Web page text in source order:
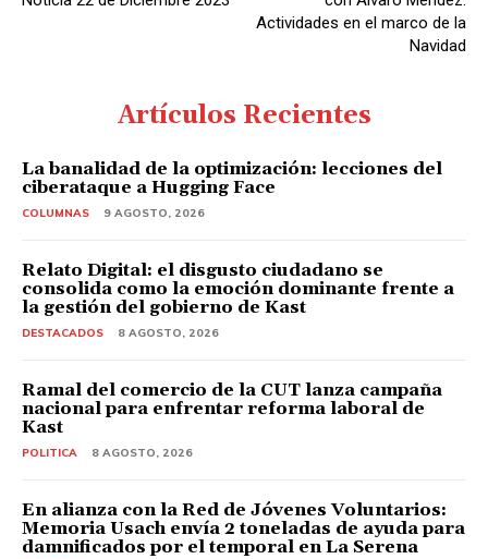
Actividades en el marco de la
Navidad
Artículos Recientes
La banalidad de la optimización: lecciones del
ciberataque a Hugging Face
COLUMNAS 9 AGOSTO, 2026
Relato Digital: el disgusto ciudadano se
consolida como la emoción dominante frente a
la gestión del gobierno de Kast
DESTACADOS 8 AGOSTO, 2026
Ramal del comercio de la CUT lanza campaña
nacional para enfrentar reforma laboral de
Kast
POLITICA 8 AGOSTO, 2026
En alianza con la Red de Jóvenes Voluntarios:
Memoria Usach envía 2 toneladas de ayuda para
damnificados por el temporal en La Serena